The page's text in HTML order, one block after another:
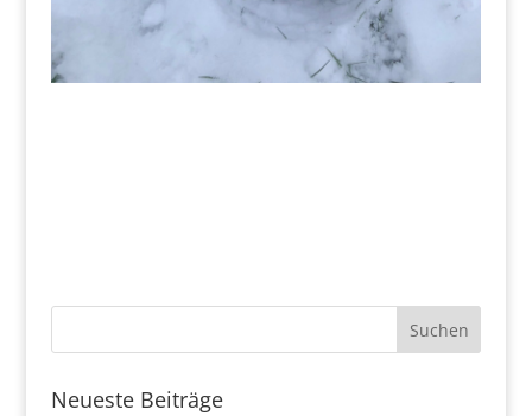
Neueste Beiträge